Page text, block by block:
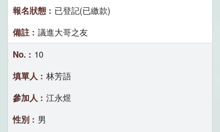
已登記(已繳款)
議進大哥之友
10
林芳語
江永煜
男